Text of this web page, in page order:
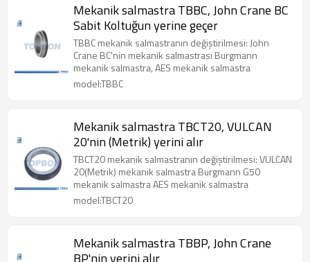
Mekanik salmastra TBBC, John Crane BC
Sabit Koltuğun yerine geçer
TBBC mekanik salmastranın değiştirilmesi: John
Crane BC'nin mekanik salmastrası Burgmann
mekanik salmastra, AES mekanik salmastra
model:TBBC
Mekanik salmastra TBCT20, VULCAN
20'nin (Metrik) yerini alır
TBCT20 mekanik salmastranın değiştirilmesi: VULCAN
20(Metrik) mekanik salmastra Burgmann G50
mekanik salmastra AES mekanik salmastra
model:TBCT20
Mekanik salmastra TBBP, John Crane
BP'nin yerini alır